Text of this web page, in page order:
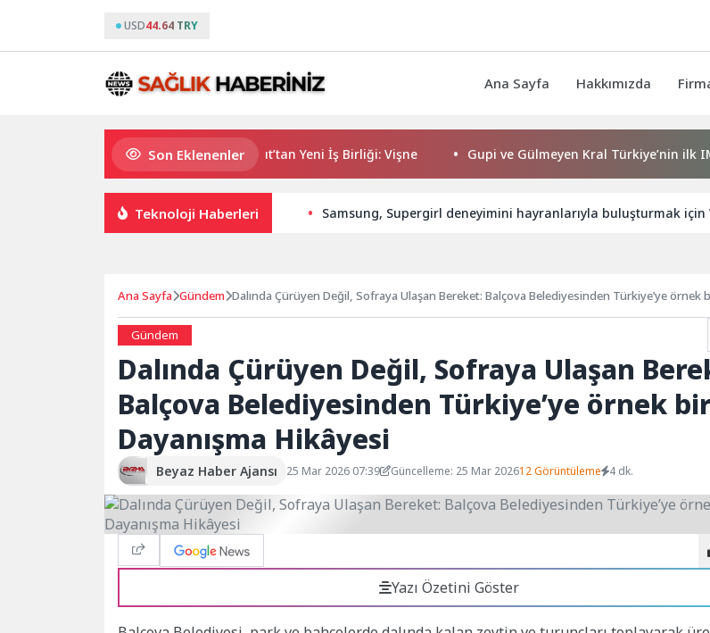
USD44.64 TRY
Ana Sayfa Hakkımızda
Son Eklenenler
M Lisa ve Dolu Kadehi Ters Tut’tan Yeni İş Birliği: Vişne Gupi ve Gülmeyen Kral Türkiye’nin ilk
Teknoloji Haberleri Samsung, Supergirl deneyimini hayranlarıyla buluşturmak için
Ana Sayfa Gündem Dalında Çürüyen Değil, Sofraya Ulaşan Bereket: Balçova Belediyesinden Türkiye’ye örnek
Gündem
Dalında Çürüyen Değil, Sofraya Ulaşan
Balçova Belediyesinden Türkiye’ye örnek
Dayanışma Hikâyesi
Beyaz Haber Ajansı 25 Mar 2026 07:39 Güncelleme: 25 Mar 202612 Görüntüleme 4 dk.
Yazı Özetini Göster